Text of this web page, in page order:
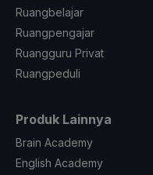
Ruangbelajar
Ruangpengajar
Ruangguru Privat
Ruangpeduli
Produk Lainnya
Brain Academy
English Academy